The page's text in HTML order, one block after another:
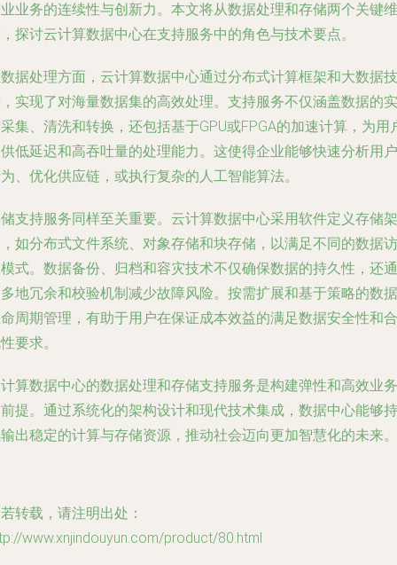
业务的连续性与创新力。本文将从数据处理和存储两个关键维
探讨云计算数据中心在支持服务中的角色与技术要点。
据处理方面，云计算数据中心通过分布式计算框架和大数据技
实现了对海量数据集的高效处理。支持服务不仅涵盖数据的实
集、清洗和转换，还包括基于GPU或FPGA的加速计算，为用
低延迟和高吞吐量的处理能力。这使得企业能够快速分析用户
、优化供应链，或执行复杂的人工智能算法。
支持服务同样至关重要。云计算数据中心采用软件定义存储架
如分布式文件系统、对象存储和块存储，以满足不同的数据访
式。数据备份、归档和容灾技术不仅确保数据的持久性，还通
地冗余和校验机制减少故障风险。按需扩展和基于策略的数据
周期管理，有助于用户在保证成本效益的满足数据安全性和合
要求。
算数据中心的数据处理和存储支持服务是构建弹性和高效业务
提。通过系统化的架构设计和现代技术集成，数据中心能够持
出稳定的计算与存储资源，推动社会迈向更加智慧化的未来。
转载，请注明出处：
www.xnjindouyun.com/product/80.html